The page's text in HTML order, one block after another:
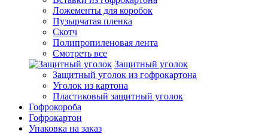
Ложементы для коробок
Пузырчатая пленка
Скотч
Полипропиленовая лента
Смотреть все
Защитный уголок
Защитный уголок из гофрокартона
Уголок из картона
Пластиковый защитный уголок
Гофрокороба
Гофрокартон
Упаковка на заказ